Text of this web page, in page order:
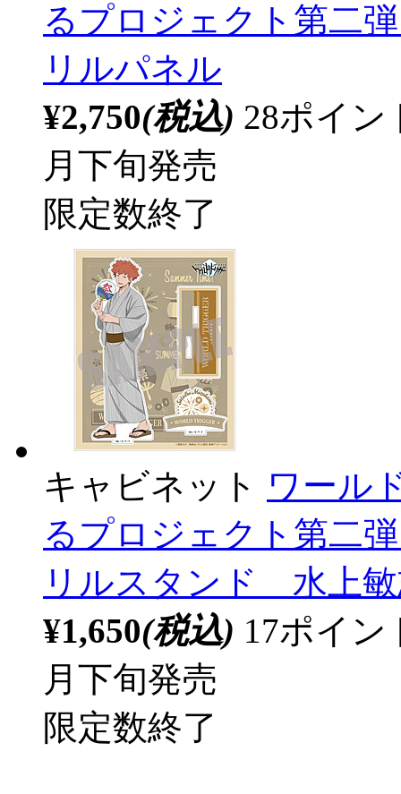
るプロジェクト第二
リルパネル
¥2,750(税込) 28ポイ
月下旬発売
限定数終了
キャビネット ワール
るプロジェクト第二
リルスタンド 水上
¥1,650(税込) 17ポイ
月下旬発売
限定数終了